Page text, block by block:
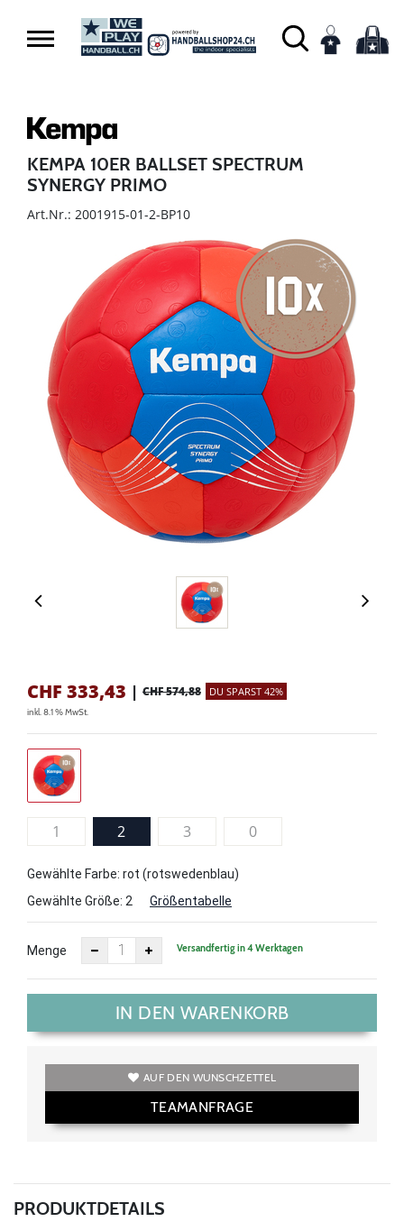
KEMPA 10ER BALLSET SPECTRUM
SYNERGY PRIMO
Art.Nr.: 2001915-01-2-BP10
CHF 333,43 | CHF 574,88 DU SPARST 42%
inkl. 8.1 % MwSt.
1 2 3 0
Gewählte Farbe: rot (rotswedenblau)
Gewählte Größe: 2 Größentabelle
Menge Versandfertig in 4 Werktagen
IN DEN WARENKORB
AUF DEN WUNSCHZETTEL
TEAMANFRAGE
PRODUKTDETAILS